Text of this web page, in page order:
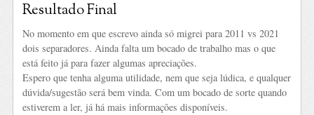
Resultado Final
No momento em que escrevo ainda só migrei para 2011 vs 2021
dois separadores. Ainda falta um bocado de trabalho mas o que
está feito já para fazer algumas apreciações.
Espero que tenha alguma utilidade, nem que seja lúdica, e qualquer
dúvida/sugestão será bem vinda. Com um bocado de sorte quando
estiverem a ler, já há mais informações disponíveis.